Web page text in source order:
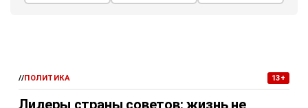
//ПОЛИТИКА 13+
Лидеры страны советов: жизнь не